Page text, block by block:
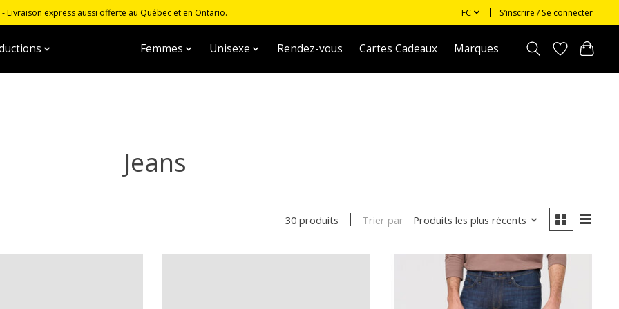
express aussi offerte au Québec et en Ontario. FC S’inscrire / Se connecter
Femmes Unisexe Rendez-vous Cartes Cadeaux Marques
Jeans
30 produits Trier par Produits les plus récents